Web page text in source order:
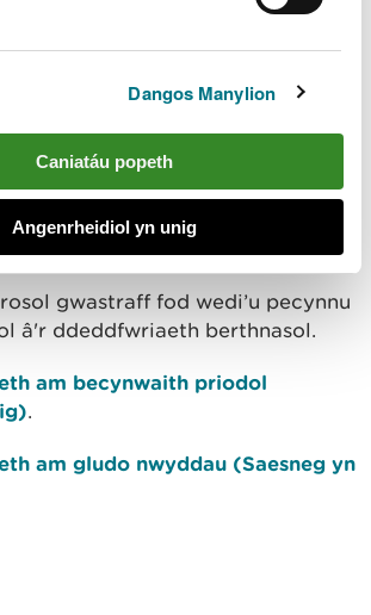
Dangos Manylion
Caniatáu popeth
Angenrheidiol yn unig
sy'n briodol i wastraff peryglus
Fodd bynnag, ar gyfer
nid oes angen i chi nodi
ar gyfer y cynwysyddion aerosol
derbynnydd cyn belled ag y
Manylion ynghylch
dychweliadau traddodai
.
gwastraff fod wedi’u pecynnu
â'r ddeddfwriaeth berthnasol.
am becynwaith priodol
.
am gludo nwyddau (Saesneg yn